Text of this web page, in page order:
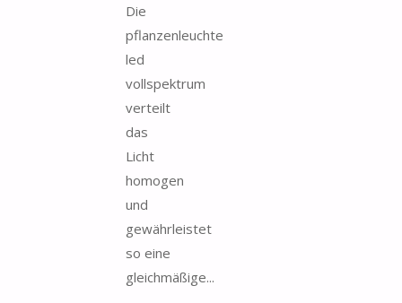
Die
pflanzenleuchte
led
vollspektrum
verteilt
das
Licht
homogen
und
gewährleistet
so eine
gleichmäßige...